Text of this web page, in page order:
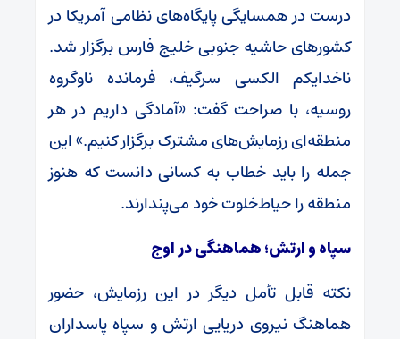
درست در همسایگی پایگاه‌های نظامی آمریکا در
کشورهای حاشیه جنوبی خلیج فارس برگزار شد.
ناخدایکم الکسی سرگیف، فرمانده ناوگروه
روسیه، با صراحت گفت: «آمادگی داریم در هر
منطقه‌ای رزمایش‌های مشترک برگزار کنیم.» این
جمله را باید خطاب به کسانی دانست که هنوز
منطقه را حیاط‌خلوت خود می‌پندارند.
سپاه و ارتش؛ هماهنگی در اوج
نکته قابل تأمل دیگر در این رزمایش، حضور
هماهنگ نیروی دریایی ارتش و سپاه پاسداران